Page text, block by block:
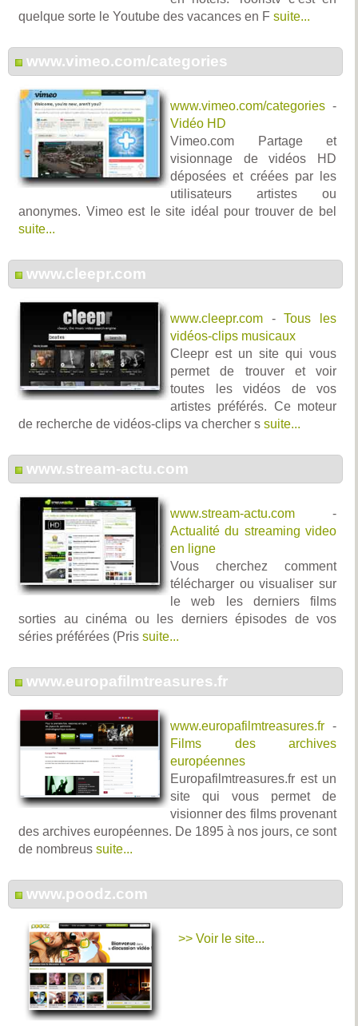
quelque sorte le Youtube des vacances en F suite...
www.vimeo.com/categories
www.vimeo.com/categories -
Vidéo HD
Vimeo.com Partage et
visionnage de vidéos HD
déposées et créées par les
utilisateurs artistes ou
anonymes. Vimeo est le site idéal pour trouver de bel
suite...
www.cleepr.com
www.cleepr.com -Tous les
vidéos-clips musicaux
Cleepr est un site qui vous
permet de trouver et voir
toutes les vidéos de vos
artistes préférés. Ce moteur
de recherche de vidéos-clips va chercher s suite...
www.stream-actu.com
www.stream-actu.com -
Actualité du streaming video
en ligne
Vous cherchez comment
télécharger ou visualiser sur
le web les derniers films
sorties au cinéma ou les derniers épisodes de vos
séries préférées (Pris suite...
www.europafilmtreasures.fr
www.europafilmtreasures.fr -
Films des archives
européennes
Europafilmtreasures.fr est un
site qui vous permet de
visionner des films provenant
des archives européennes. De 1895 à nos jours, ce sont
de nombreus suite...
www.poodz.com
>> Voir le site...